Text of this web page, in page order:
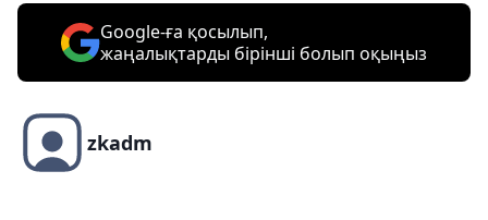
Google-ға қосылып,
жаңалықтарды бірінші болып оқыңыз
zkadm